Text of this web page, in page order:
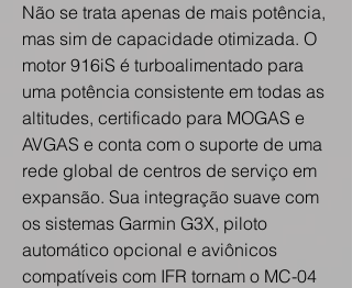
Não se trata apenas de mais potência,
mas sim de capacidade otimizada. O
motor 916iS é turboalimentado para
uma potência consistente em todas as
altitudes, certificado para MOGAS e
AVGAS e conta com o suporte de uma
rede global de centros de serviço em
expansão. Sua integração suave com
os sistemas Garmin G3X, piloto
automático opcional e aviônicos
compatíveis com IFR tornam o MC-04